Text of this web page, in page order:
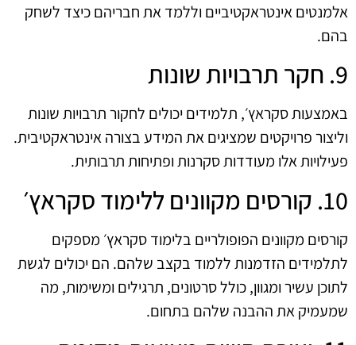
אלמנטים אינטראקטיביים וללמד את חבריהם כיצד לשחק
בהם.
9. חקר תרבויות שונות
באמצעות סקראץ׳, תלמידים יכולים לחקור תרבויות שונות
וליצור פרויקטים שמציגים את המידע בצורה אינטראקטיבית.
פעילויות אלו מעודדות סקרנות ופתיחות תרבותית.
10. קורסים מקוונים ללימוד סקראץ׳
קורסים מקוונים הפופולריים בלימוד סקראץ׳ מספקים
לתלמידים הזדמנות ללמוד בקצב שלהם. הם יכולים לגשת
לתוכן עשיר ומגוון, כולל סרטונים, תרגילים ומשימות, מה
שמעמיק את ההבנה שלהם בתחום.